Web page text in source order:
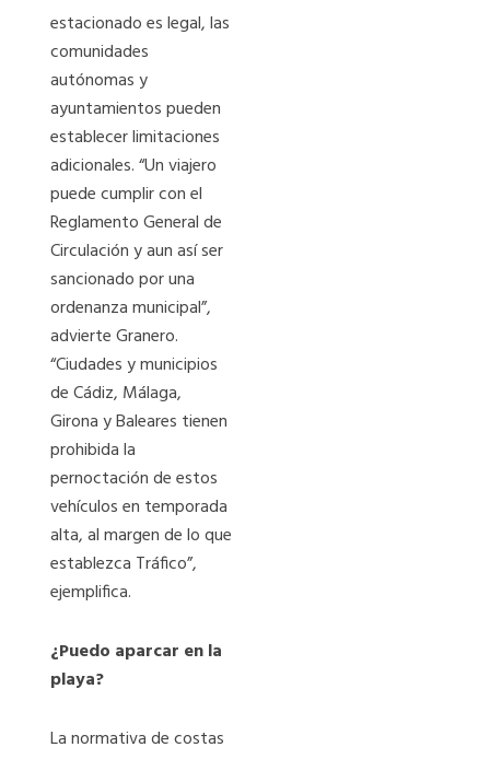
estacionado es legal, las
comunidades
autónomas y
ayuntamientos pueden
establecer limitaciones
adicionales. “Un viajero
puede cumplir con el
Reglamento General de
Circulación y aun así ser
sancionado por una
ordenanza municipal”,
advierte Granero.
“Ciudades y municipios
de Cádiz, Málaga,
Girona y Baleares tienen
prohibida la
pernoctación de estos
vehículos en temporada
alta, al margen de lo que
establezca Tráfico”,
ejemplifica.
¿Puedo aparcar en la
playa?
La normativa de costas